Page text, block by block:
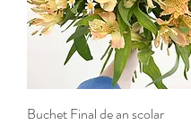
Buchet Final de an scolar